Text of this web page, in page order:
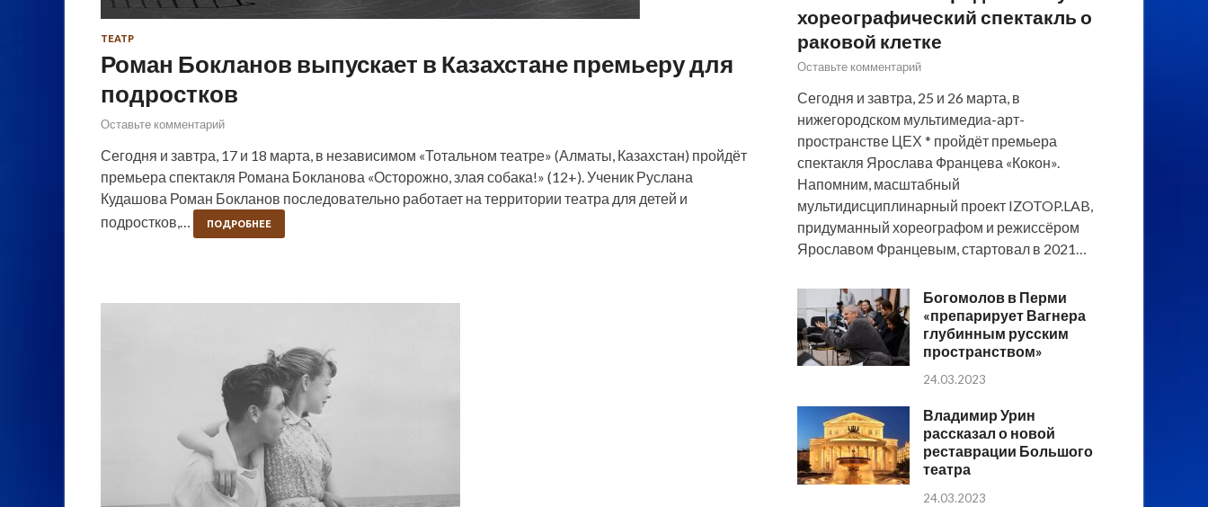
ТЕАТР
Роман Бокланов выпускает в Казахстане премьеру для
подростков
Оставьте комментарий
Сегодня и завтра, 17 и 18 марта, в независимом «Тотальном театре» (Алматы, Казахстан) пройдёт
премьера спектакля Романа Бокланова «Осторожно, злая собака!» (12+). Ученик Руслана
Кудашова Роман Бокланов последовательно работает на территории театра для детей и
подростков,…
ПОДРОБНЕЕ
хореографический спектакль о
раковой клетке
Оставьте комментарий
Сегодня и завтра, 25 и 26 марта, в
нижегородском мультимедиа-арт-
пространстве ЦЕХ * пройдёт премьера
спектакля Ярослава Францева «Кокон».
Напомним, масштабный
мультидисциплинарный проект IZOTOP.LAB,
придуманный хореографом и режиссёром
Ярославом Францевым, стартовал в 2021…
Богомолов в Перми
«препарирует Вагнера
глубинным русским
пространством»
24.03.2023
Владимир Урин
рассказал о новой
реставрации Большого
театра
24.03.2023